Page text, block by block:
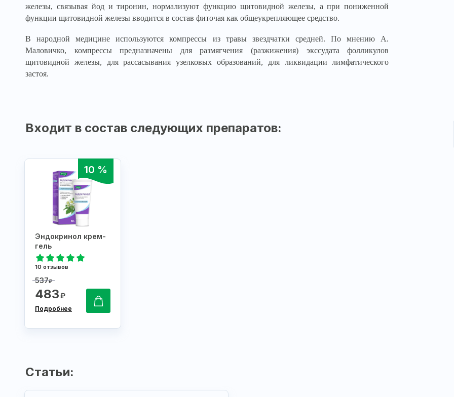
железы, связывая йод и тиронин, нормализуют функцию щитовидной железы, а при пониженной
функции щитовидной железы вводится в состав фиточая как общеукрепляющее средство.
В народной медицине используются компрессы из травы звездчатки средней. По мнению А.
Маловичко, компрессы предназначены для размягчения (разжижения) экссудата фолликулов
щитовидной железы, для рассасывания узелковых образований, для ликвидации лимфатического
застоя.
Входит в состав следующих препаратов:
10 %
Эндокринол крем-
гель
10 отзывов
537₽
483₽
Подробнее
Статьи: